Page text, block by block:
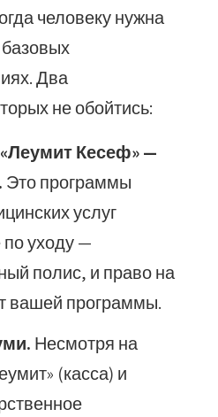
человеку нужна
Два
не обойтись:
Кесеф» —
Это программы
услуг
уходу —
полис, и право на
вашей программы.
Несмотря на
(касса) и